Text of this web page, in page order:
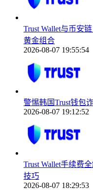
Trust Wallet与币安
黄金组合
2026-08-07 19:55:54
警惕韩国Trust钱包
2026-08-07 19:12:52
Trust Wallet手续费
技巧
2026-08-07 18:29:53